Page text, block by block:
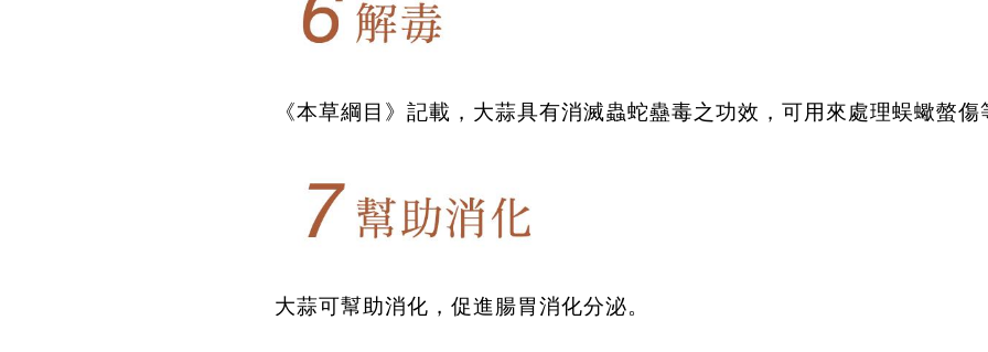
《本草綱目》記載，大蒜具有消滅蟲蛇蠱毒之功效，可用來處理蜈蠍螫傷
大蒜可幫助消化，促進腸胃消化分泌。